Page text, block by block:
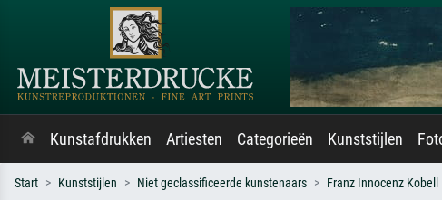
Kunstafdrukken Artiesten Categorieën Kunststijlen
Start Kunststijlen Niet geclassificeerde kunstenaars Franz Innocenz Kobell